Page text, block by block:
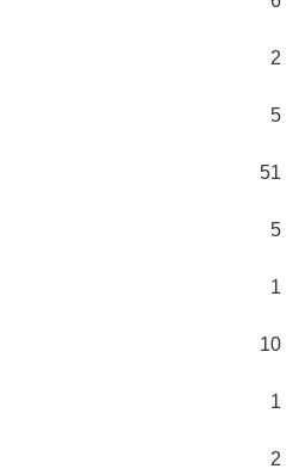
2
5
51
5
1
10
1
2